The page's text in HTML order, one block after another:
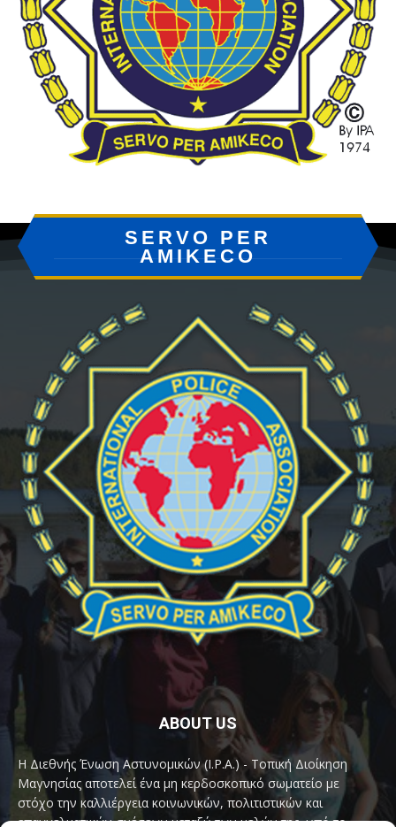
SERVO PER
AMIKECO
ABOUT US
Η Διεθνής Ένωση Αστυνομικών (I.P.A.) - Τοπική Διοίκηση
Μαγνησίας αποτελεί ένα μη κερδοσκοπικό σωματείο με
στόχο την καλλιέργεια κοινωνικών, πολιτιστικών και
επαγγελματικών σχέσεων μεταξύ των μελών της, υπό το